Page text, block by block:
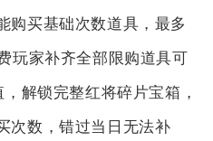
购买基础次数道具，最多
玩家补齐全部限购道具可
解锁完整红将碎片宝箱，
次数，错过当日无法补